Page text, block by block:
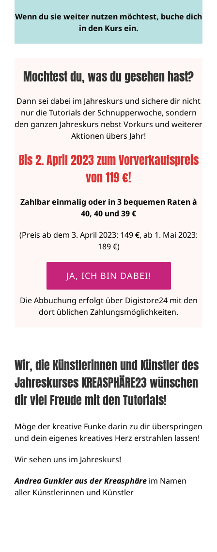
Wenn du sie weiter nutzen möchtest, buche dich
in den Kurs ein.
Mochtest du, was du gesehen hast?
Dann sei dabei im Jahreskurs und sichere dir nicht
nur die Tutorials der Schnupperwoche, sondern
den ganzen Jahreskurs nebst Vorkurs und weiterer
Aktionen übers Jahr!
Bis 2. April 2023 zum Vorverkaufspreis
von 119 €!
Zahlbar einmalig oder in 3 bequemen Raten à
40, 40 und 39 €
(Preis ab dem 3. April 2023: 149 €, ab 1. Mai 2023:
189 €)
JA, ICH BIN DABEI!
Die Abbuchung erfolgt über Digistore24 mit den
dort üblichen Zahlungsmöglichkeiten.
Wir, die Künstlerinnen und Künstler des
Jahreskurses KREASPHÄRE23 wünschen
dir viel Freude mit den Tutorials!
Möge der kreative Funke darin zu dir überspringen
und dein eigenes kreatives Herz erstrahlen lassen!
Wir sehen uns im Jahreskurs!
Andrea Gunkler aus der Kreasphäreim Namen
aller Künstlerinnen und Künstler